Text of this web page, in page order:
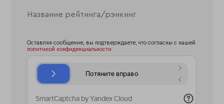
Оставляя сообщение, вы подтверждаете, что согласны с нашей
политикой конфиденциальности